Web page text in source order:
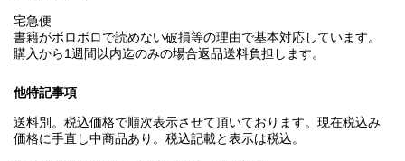
宅急便
書籍がボロボロで読めない破損等の理由で基本対応しています。
購入から1週間以内迄のみの場合返品送料負担します。
他特記事項
送料別。税込価格で順次表示させて頂いております。現在税込み
価格に手直し中商品あり。税込記載と表示は税込。